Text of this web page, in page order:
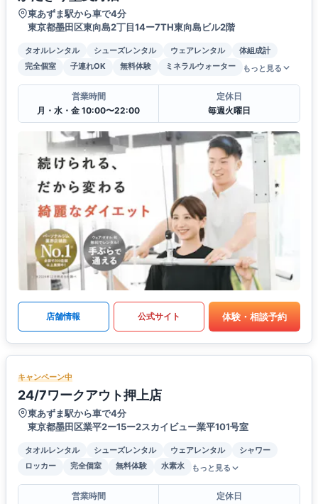
東あずま駅から車で4分
東京都墨田区東向島2丁目14ー7TH東向島ビル2階
タオルレンタル シューズレンタル ウェアレンタル
体組成計
完全個室
子連れOK 無料体験 ミネラルウォーター もっと見る
営業時間
月・水・金 10:00〜22:00
定休日
毎週火曜日
店舗情報 公式サイト 体験・相談予約
キャンペーン中
24/7ワークアウト押上店
東あずま駅から車で4分
東京都墨田区業平2ー15ー2スカイビュー業平101号室
タオルレンタル シューズレンタル ウェアレンタル
シャワー
ロッカー
完全個室 無料体験 水素水 もっと見る
営業時間
定休日